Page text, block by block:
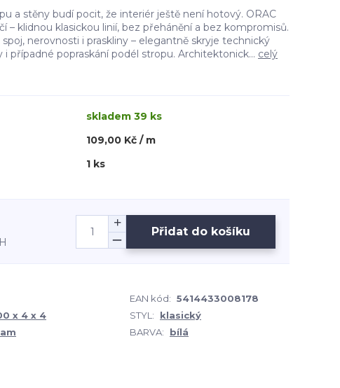
a stěny budí pocit, že interiér ještě není hotový. ORAC
– klidnou klasickou linií, bez přehánění a bez kompromisů.
nerovnosti i praskliny – elegantně skryje technický
i případné popraskání podél stropu. Architektonick... celý
skladem 39 ks
109,00 Kč / m
1 ks
Přidat do košíku
EAN kód: 5414433008178
x 4 x 4 STYL:
klasický
BARVA: bílá